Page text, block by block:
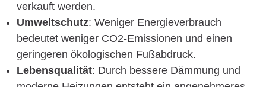
verkauft werden.
Umweltschutz: Weniger Energieverbrauch
bedeutet weniger CO2-Emissionen und einen
geringeren ökologischen Fußabdruck.
Lebensqualität: Durch bessere Dämmung und